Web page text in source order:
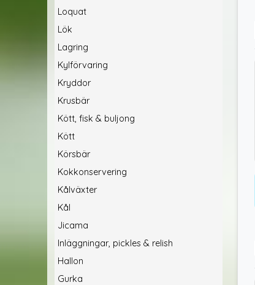
Loquat
Lök
Lagring
Kylförvaring
Kryddor
Krusbär
Kött, fisk & buljong
Kött
Körsbär
Kokkonservering
Kålväxter
Kål
Jicama
Inläggningar, pickles & relish
Hallon
Gurka